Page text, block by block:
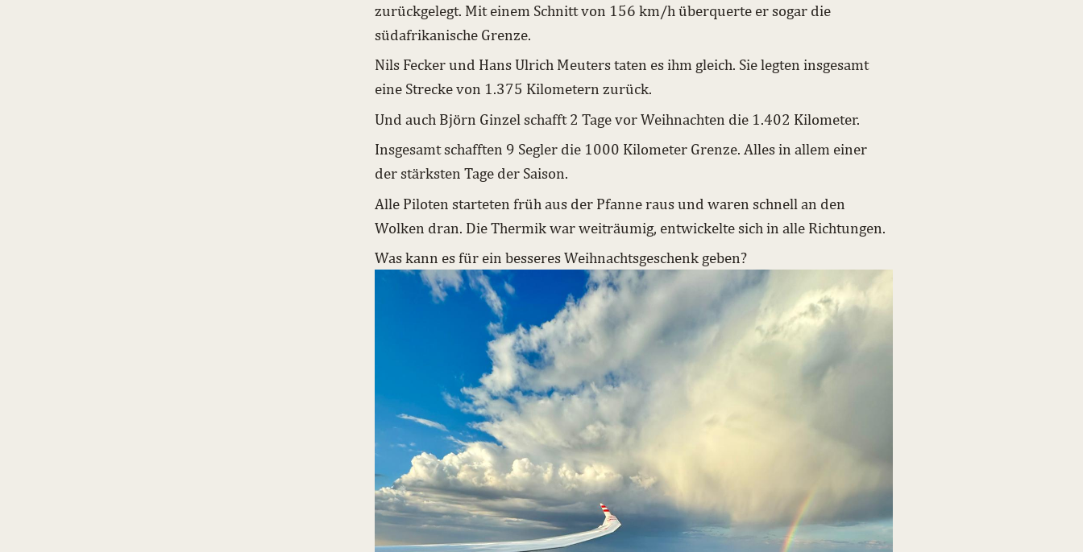
zurückgelegt. Mit einem Schnitt von 156 km/h überquerte er sogar die
südafrikanische Grenze.
Nils Fecker und Hans Ulrich Meuters taten es ihm gleich. Sie legten insgesamt
eine Strecke von 1.375 Kilometern zurück.
Und auch Björn Ginzel schafft 2 Tage vor Weihnachten die 1.402 Kilometer.
Insgesamt schafften 9 Segler die 1000 Kilometer Grenze. Alles in allem einer
der stärksten Tage der Saison.
Alle Piloten starteten früh aus der Pfanne raus und waren schnell an den
Wolken dran. Die Thermik war weiträumig, entwickelte sich in alle Richtungen.
Was kann es für ein besseres Weihnachtsgeschenk geben?